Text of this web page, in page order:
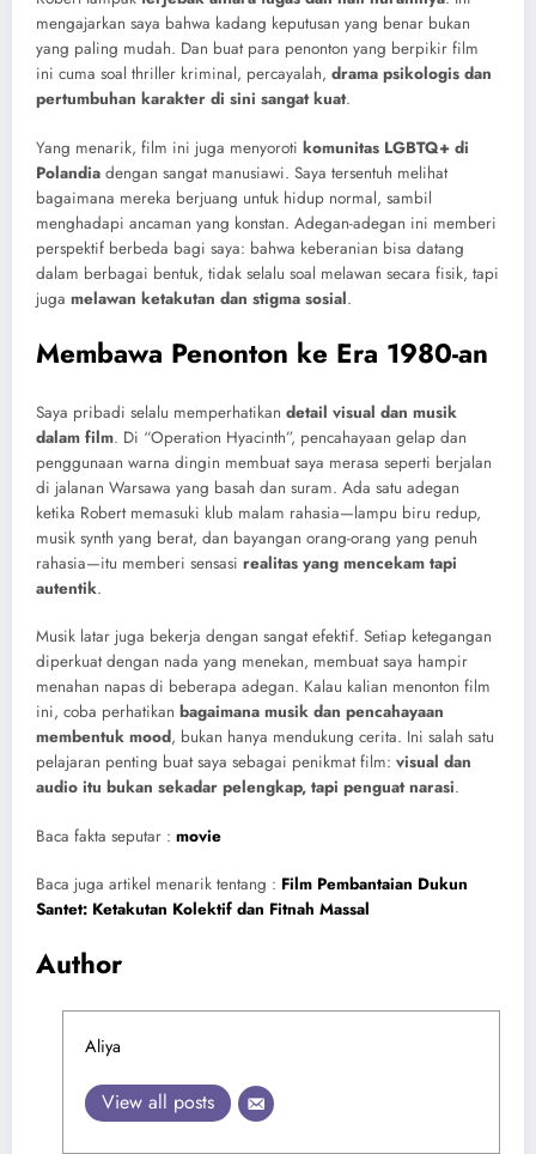
mengajarkan saya bahwa kadang keputusan yang benar bukan
yang paling mudah. Dan buat para penonton yang berpikir film
ini cuma soal thriller kriminal, percayalah, drama psikologis dan
pertumbuhan karakter di sini sangat kuat.
Yang menarik, film ini juga menyoroti komunitas LGBTQ+ di
Polandia dengan sangat manusiawi. Saya tersentuh melihat
bagaimana mereka berjuang untuk hidup normal, sambil
menghadapi ancaman yang konstan. Adegan-adegan ini memberi
perspektif berbeda bagi saya: bahwa keberanian bisa datang
dalam berbagai bentuk, tidak selalu soal melawan secara fisik, tapi
juga melawan ketakutan dan stigma sosial.
Membawa Penonton ke Era 1980-an
Saya pribadi selalu memperhatikan detail visual dan musik
dalam film. Di “Operation Hyacinth”, pencahayaan gelap dan
penggunaan warna dingin membuat saya merasa seperti berjalan
di jalanan Warsawa yang basah dan suram. Ada satu adegan
ketika Robert memasuki klub malam rahasia—lampu biru redup,
musik synth yang berat, dan bayangan orang-orang yang penuh
rahasia—itu memberi sensasi realitas yang mencekam tapi
autentik.
Musik latar juga bekerja dengan sangat efektif. Setiap ketegangan
diperkuat dengan nada yang menekan, membuat saya hampir
menahan napas di beberapa adegan. Kalau kalian menonton film
ini, coba perhatikan bagaimana musik dan pencahayaan
membentuk mood, bukan hanya mendukung cerita. Ini salah satu
pelajaran penting buat saya sebagai penikmat film: visual dan
audio itu bukan sekadar pelengkap, tapi penguat narasi.
Baca fakta seputar : movie
Baca juga artikel menarik tentang : Film Pembantaian Dukun
Santet: Ketakutan Kolektif dan Fitnah Massal
Author
Aliya
View all posts